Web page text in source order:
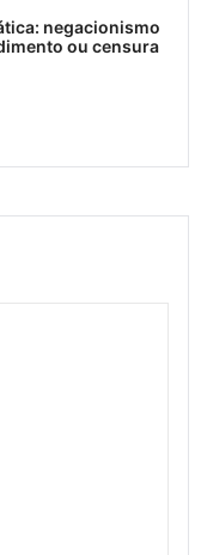
negacionismo
ou censura